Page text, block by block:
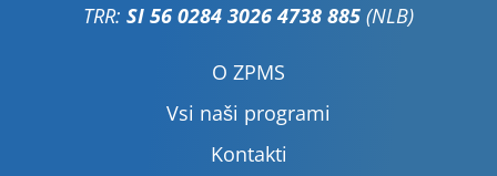
TRR: SI 56 0284 3026 4738 885 (NLB)
O ZPMS
Vsi naši programi
Kontakti